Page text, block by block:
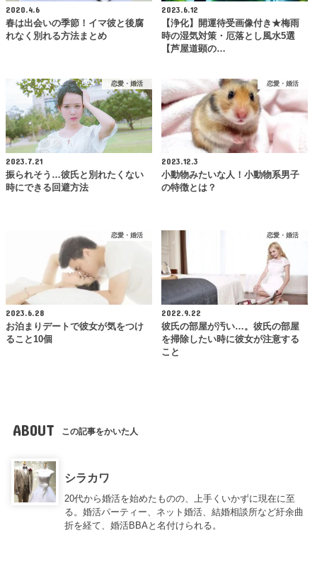
2020.4.6
春は出会いの季節！イマ彼と後腐
れなく別れる方法まとめ
2023.6.12
【浄化】開運待受画像付き★梅雨
時の湿気対策・厄落とし風水5選
【芦屋道顕の…
恋愛・婚活
2023.7.21
振られそう…彼氏と別れたくない
時にできる回避方法
恋愛・婚活
2023.12.3
小動物みたいな人！小動物系男子
の特徴とは？
恋愛・婚活
2023.6.28
お泊まりデートで彼女が気をつけ
ること10個
恋愛・婚活
2022.9.22
彼氏の部屋が汚い…。彼氏の部屋
を掃除したい時に彼女が注意する
こと
ABOUT この記事をかいた人
シラカワ
20代から婚活を始めたものの、上手くいかずに現在に至
る。婚活パーティー、ネット婚活、結婚相談所など紆余曲
折を経て、婚活BBAと名付けられる。